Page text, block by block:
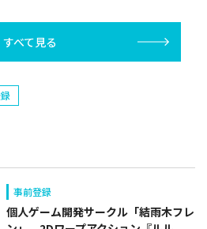
塁手)、持丸泰
捕手)など
すべて見る
事前登録
個人ゲーム開発サークル「結雨木フレ